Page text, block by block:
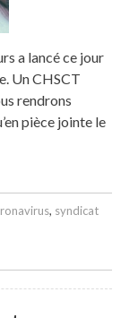
a lancé ce jour
Un CHSCT
rendrons
pièce jointe le
, syndicat